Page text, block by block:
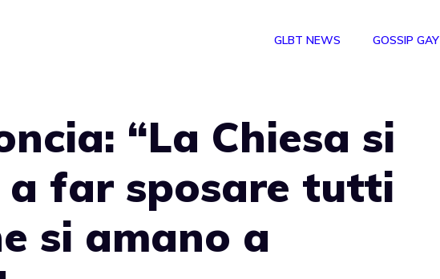
GLBT NEWS GOSSIP GAY
“La Chiesa si
a far sposare tutti
si amano a